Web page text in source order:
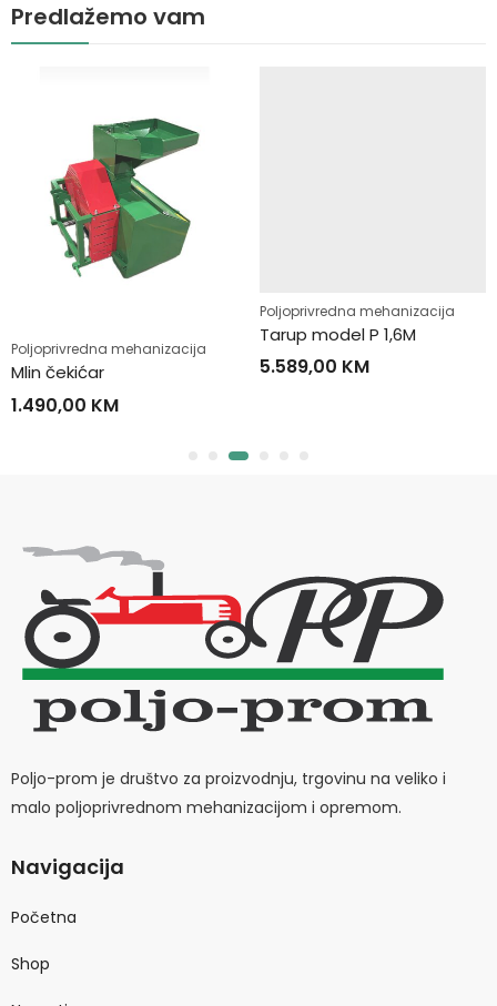
Predlažemo vam
Poljoprivredna mehanizacija
Mlin čekićar
1.490,00 KM
Poljoprivredna mehanizacija
Tarup model P 1,6M
5.589,00 KM
Poljo-prom je društvo za proizvodnju, trgovinu na veliko i
malo poljoprivrednom mehanizacijom i opremom.
Navigacija
Početna
Shop